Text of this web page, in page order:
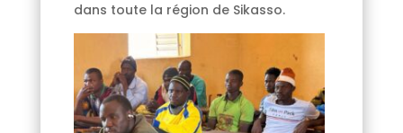
dans toute la région de Sikasso.